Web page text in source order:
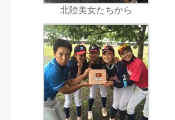
北陸美女たちから